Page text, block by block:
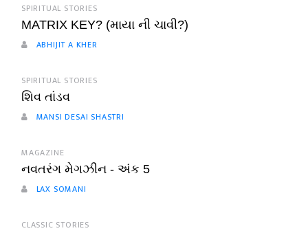
SPIRITUAL STORIES
MATRIX KEY? (માયા ની ચાવી?)
ABHIJIT A KHER
SPIRITUAL STORIES
શિવ તાંડવ
MANSI DESAI SHASTRI
MAGAZINE
નવતરંગ મેગઝીન - અંક 5
LAX SOMANI
CLASSIC STORIES